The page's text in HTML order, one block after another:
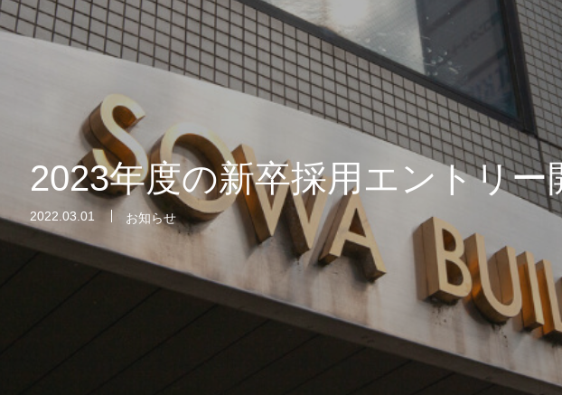
会社概要 沿革
2023年度の新卒採用エントリー
2022.03.01 お知らせ